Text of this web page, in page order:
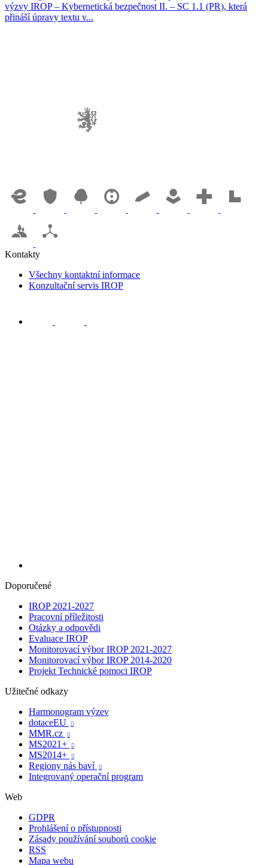
výzvy IROP – Kybernetická bezpečnost II. – SC 1.1 (PR), která
přináší úpravy textu v...
Kontakty
Všechny kontaktní informace
Konzultační servis IROP
Doporučené
IROP 2021-2027
Pracovní příležitosti
Otázky a odpovědi
Evaluace IROP
Monitorovací výbor IROP 2021-2027
Monitorovací výbor IROP 2014-2020
Projekt Technické pomoci IROP
Užitečné odkazy
Harmonogram výzev
dotaceEU

MMR.cz 
MS2021+ 
MS2014+ 
Regiony nás baví 
Integrovaný operační program
Web
GDPR
Prohlášení o přístupnosti
Zásady používání souborů cookie
RSS
Mapa webu